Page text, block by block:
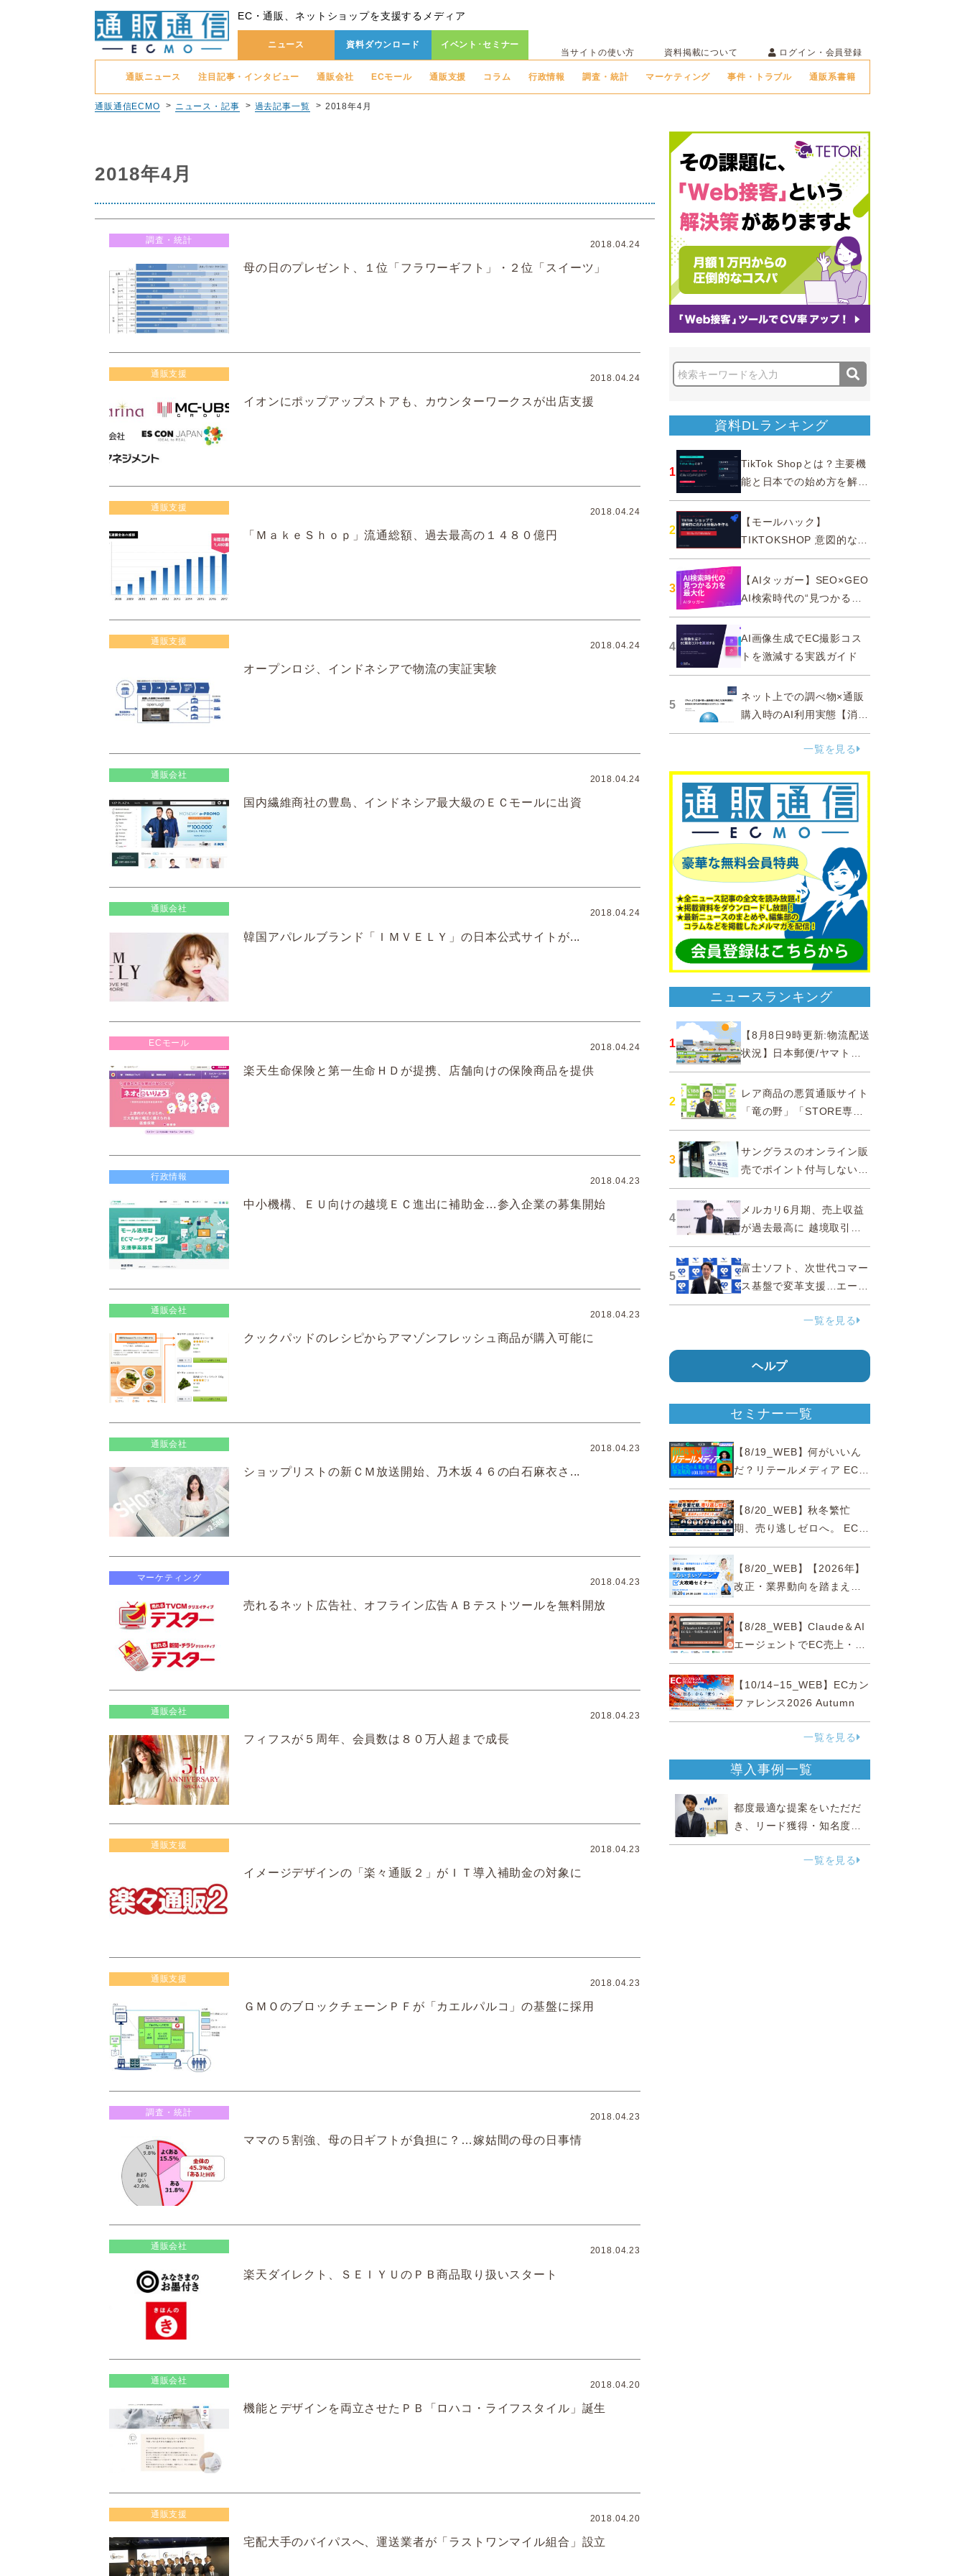
EC・通販、ネットショップを支援するメディア
ニュース 資料ダウンロード イベント･セミナー
当サイトの使い方 資料掲載について ログイン・会員登録
通販ニュース 注目記事・インタビュー 通販会社 ECモール 通販支援 コラム 行政情報 調査・統計 マーケティング 事件・トラブル 通販系書籍
通販通信ECMO ニュース・記事 過去記事一覧 2018年4月
2018年4月
調査・統計 2018.04.24
母の日のプレゼント、１位「フラワーギフト」・２位「スイーツ」
通販支援 2018.04.24
イオンにポップアップストアも、カウンターワークスが出店支援
通販支援 2018.04.24
「ＭａｋｅＳｈｏｐ」流通総額、過去最高の１４８０億円
通販支援 2018.04.24
オープンロジ、インドネシアで物流の実証実験
通販会社 2018.04.24
国内繊維商社の豊島、インドネシア最大級のＥＣモールに出資
通販会社 2018.04.24
韓国アパレルブランド「ＩＭＶＥＬＹ」の日本公式サイトが...
ECモール 2018.04.24
楽天生命保険と第一生命ＨＤが提携、店舗向けの保険商品を提供
行政情報 2018.04.23
中小機構、ＥＵ向けの越境ＥＣ進出に補助金…参入企業の募集開始
通販会社 2018.04.23
クックパッドのレシピからアマゾンフレッシュ商品が購入可能に
通販会社 2018.04.23
ショップリストの新ＣＭ放送開始、乃木坂４６の白石麻衣さ...
マーケティング 2018.04.23
売れるネット広告社、オフライン広告ＡＢテストツールを無料開放
通販会社 2018.04.23
フィフスが５周年、会員数は８０万人超まで成長
通販支援 2018.04.23
イメージデザインの「楽々通販２」がＩＴ導入補助金の対象に
通販支援 2018.04.23
ＧＭＯのブロックチェーンＰＦが「カエルパルコ」の基盤に採用
調査・統計 2018.04.23
ママの５割強、母の日ギフトが負担に？…嫁姑間の母の日事情
通販会社 2018.04.23
楽天ダイレクト、ＳＥＩＹＵのＰＢ商品取り扱いスタート
通販会社 2018.04.20
機能とデザインを両立させたＰＢ「ロハコ・ライフスタイル」誕生
通販支援 2018.04.20
宅配大手のバイパスへ、運送業者が「ラストワンマイル組合」設立
資料DLランキング
1
TikTok Shopとは？主要機
能と日本での始め方を解説
｜公式認定パートナー
2
【モールハック】
TIKTOKSHOP 意図的なバ
ズを生む法則
3
【AIタッガー】SEO×GEO
AI検索時代の“見つかる
力”を最大化
4
AI画像生成でEC撮影コス
トを激減する実践ガイド
5
ネット上での調べ物×通販
購入時のAI利用実態【消費
者調査 2025】
一覧を見る
ニュースランキング
1
【8月8日9時更新:物流配送
状況】日本郵便/ヤマト運
輸/佐川急便/西濃運輸/福山
通運
2
レア商品の悪質通販サイト
「竜の野」「STORE専門
ショップ」などに注意…消
費者庁
3
サングラスのオンライン販
売でポイント付与しないよ
う要請、ルックスオティカ
ジャパンが確約手続
4
メルカリ6月期、売上収益
が過去最高に 越境取引が
急成長
5
富士ソフト、次世代コマー
ス基盤で変革支援…エージ
ェンティックコマースに対
一覧を見る
ヘルプ
セミナー一覧
【8/19_WEB】何がいいん
だ？リテールメディア EC・
小売の未来を変える事業戦
略【8/20_WEB】秋冬繁忙
期、売り逃しゼロへ。 EC運
営効率化と機会損失を防ぐ
『直前チェックポイント』
【8/20_WEB】【2026年】
改正・業界動向を踏まえて
事例で理解 健食・機能
性“あいまいゾーン”大攻略セ
ミナー
【8/28_WEB】Claude＆AI
エージェントでEC売上・生
産性の両方を爆上げ ～ただ
使うだけじゃない！&qu...
【10/14−15_WEB】ECカン
ファレンス2026 Autumn
一覧を見る
導入事例一覧
都度最適な提案をいただだ
き、リード獲得・知名度向
上に効果実感
一覧を見る